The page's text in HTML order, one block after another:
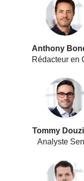
Anthony
Rédacteur en
Tommy
Analyste